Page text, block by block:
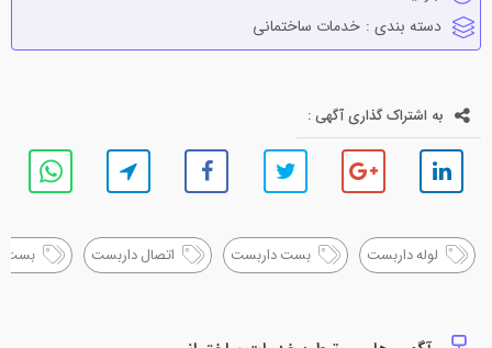
دسته بندی : خدمات ساختماني
به اشتراک گذاری آگهی :
لوله داربست بست داربست اتصال داربست بست